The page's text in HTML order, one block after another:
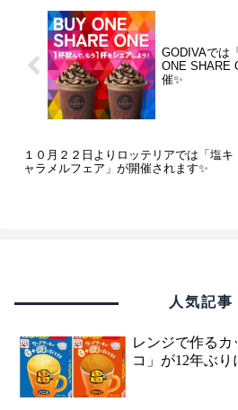
GODIVAでは
ONE SHARE
催✨
１０月２２日よりロッテリアでは「塩キ
ャラメルフェア」が開催されます✨
人気記事
レンジで作るカ
コ」が12年ぶり